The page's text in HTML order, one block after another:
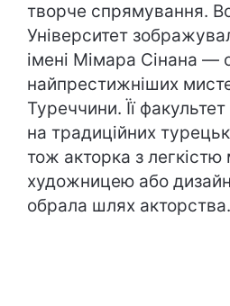
творче спрямування.
Університет
імені Мімара Сінана —
найпрестижніших
Туреччини. Її
на традиційних
тож акторка з легкістю
художницею або
обрала шлях акторства.